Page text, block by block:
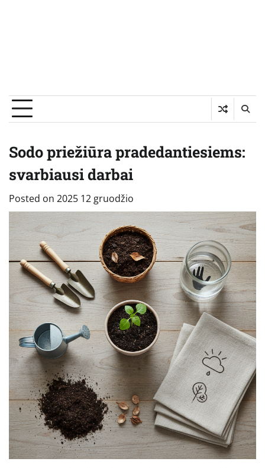
Sodo priežiūra pradedantiesiems:
svarbiausi darbai
Posted on 2025 12 gruodžio